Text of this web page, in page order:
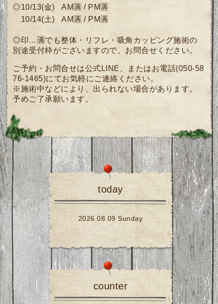
◎10/13(金)AM🈵 / PM🈵
10/14(土)AM🈵 / PM🈵
◎印…🈵でも整体・リフレ・吸角カッピング施術の
別途受付枠がございますので、 お問合せください。
ご予約・お問合せは公式LINE、またはお電話(050-58
76-1465)にてお気軽にご連絡ください。
※施術中などにより、出られない場合があります。
予めご了承願います。
today
2026.08.09 Sunday
counter